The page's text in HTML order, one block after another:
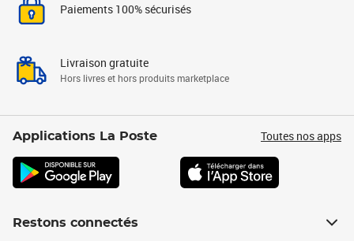
Paiements 100% sécurisés
Livraison gratuite
Hors livres et hors produits marketplace
Applications La Poste Toutes nos apps
Restons connectés